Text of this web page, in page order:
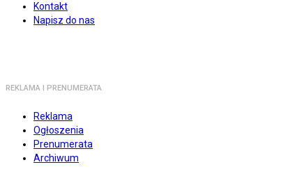
Kontakt
Napisz do nas
REKLAMA I PRENUMERATA
Reklama
Ogłoszenia
Prenumerata
Archiwum